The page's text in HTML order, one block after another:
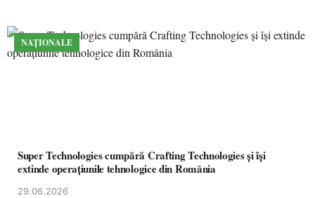
NAȚIONALE
Super Technologies cumpără Crafting Technologies și își
extinde operațiunile tehnologice din România
29.06.2026